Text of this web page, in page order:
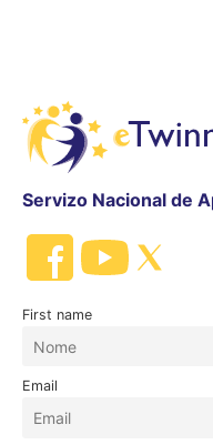
Servizo Nacional de
First name
Email